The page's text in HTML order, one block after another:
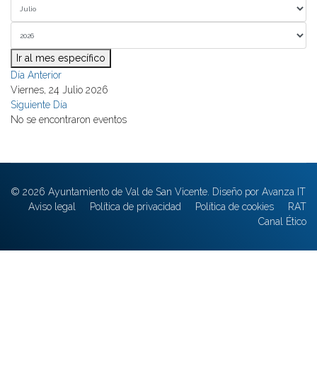
Ir al mes específico
Día Anterior
Viernes, 24 Julio 2026
Siguiente Día
No se encontraron eventos
© 2026 Ayuntamiento de Val de San Vicente. Diseño por Avanza IT
Aviso legal
Política de privacidad Política de cookies
RAT
Canal Ético